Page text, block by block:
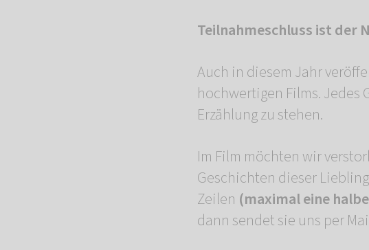
Teilnahmeschluss ist der
Auch in diesem Jahr
hochwertigen Films. Jedes
Erzählung zu stehen.
Im Film möchten wir
Geschichten dieser
Zeilen (maximal eine
dann sendet sie uns per